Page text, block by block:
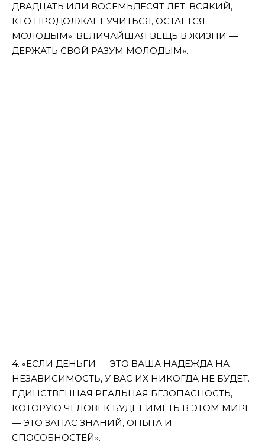
ДВАДЦАТЬ ИЛИ ВОСЕМЬДЕСЯТ ЛЕТ. ВСЯКИЙ,
КТО ПРОДОЛЖАЕТ УЧИТЬСЯ, ОСТАЕТСЯ
МОЛОДЫМ». ВЕЛИЧАЙШАЯ ВЕЩЬ В ЖИЗНИ —
ДЕРЖАТЬ СВОЙ РАЗУМ МОЛОДЫМ».
4. «ЕСЛИ ДЕНЬГИ — ЭТО ВАША НАДЕЖДА НА
НЕЗАВИСИМОСТЬ, У ВАС ИХ НИКОГДА НЕ БУДЕТ.
ЕДИНСТВЕННАЯ РЕАЛЬНАЯ БЕЗОПАСНОСТЬ,
КОТОРУЮ ЧЕЛОВЕК БУДЕТ ИМЕТЬ В ЭТОМ МИРЕ
— ЭТО ЗАПАС ЗНАНИЙ, ОПЫТА И
СПОСОБНОСТЕЙ».